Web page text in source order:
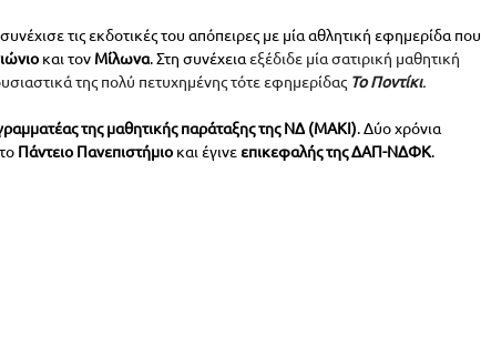
τις εκδοτικές του απόπειρες με μία αθλητική εφημερίδα που
και τον Μίλωνα. Στη συνέχεια εξέδιδε μία σατιρική μαθητική
της πολύ πετυχημένης τότε εφημερίδας Το Ποντίκι.
της μαθητικής παράταξης της ΝΔ (ΜΑΚΙ). Δύο χρόνια
Πάντειο Πανεπιστήμιο και έγινε επικεφαλής της ΔΑΠ-ΝΔΦΚ.